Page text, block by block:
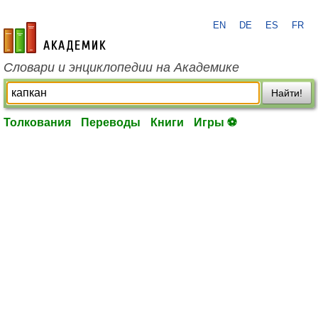
academic.ru
EN DE ES FR
Словари и энциклопедии на Академике
Найти!
Толкования Переводы Книги Игры ⚽